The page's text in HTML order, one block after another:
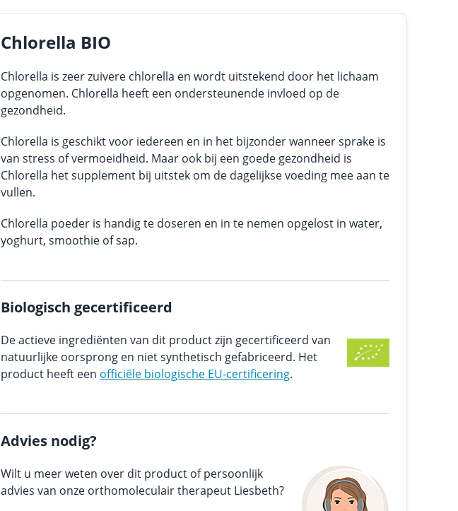
Chlorella BIO
Chlorella is zeer zuivere chlorella en wordt uitstekend door het lichaam
opgenomen. Chlorella heeft een ondersteunende invloed op de
gezondheid.
Chlorella is geschikt voor iedereen en in het bijzonder wanneer sprake is
van stress of vermoeidheid. Maar ook bij een goede gezondheid is
Chlorella het supplement bij uitstek om de dagelijkse voeding mee aan te
vullen.
Chlorella poeder is handig te doseren en in te nemen opgelost in water,
yoghurt, smoothie of sap.
Biologisch gecertificeerd
De actieve ingrediënten van dit product zijn gecertificeerd van
natuurlijke oorsprong en niet synthetisch gefabriceerd. Het
product heeft een officiële biologische EU-certificering.
Advies nodig?
Wilt u meer weten over dit product of persoonlijk
advies van onze orthomoleculair therapeut Liesbeth?